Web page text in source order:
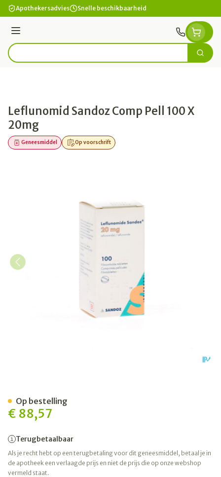
Ga naar de inhoud
Apothekersadvies Snelle beschikbaarheid
Menu
Product, merk, categorie... Zoek
Leflunomid Sandoz Comp Pell 100 X
20mg
Op voorschrift
Geneesmiddel
€ 88,57
Terugbetaalbaar
Als je recht hebt op een terugbetaling voor dit geneesmiddel, betaal je in
de apotheek een verlaagde prijs en niet de prijs die op onze webshop
vermeld staat.
Op bestelling